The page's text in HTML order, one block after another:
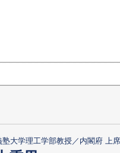
塾大学理工学部教授／内閣府 上